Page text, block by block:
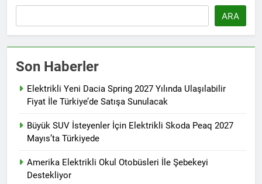
ARA
Son Haberler
Elektrikli Yeni Dacia Spring 2027 Yılında Ulaşılabilir
Fiyat İle Türkiye’de Satışa Sunulacak
Büyük SUV İsteyenler İçin Elektrikli Skoda Peaq 2027
Mayıs’ta Türkiyede
Amerika Elektrikli Okul Otobüsleri İle Şebekeyi
Destekliyor